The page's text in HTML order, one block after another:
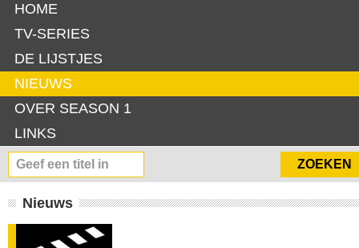
HOME
TV-SERIES
DE LIJSTJES
NIEUWS
OVER SEASON 1
LINKS
Nieuws